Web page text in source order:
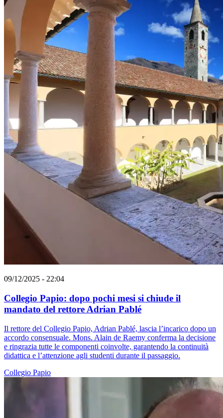
09/12/2025 - 22:04
Collegio Papio: dopo pochi mesi si chiude il
mandato del rettore Adrian Pablé
Il rettore del Collegio Papio, Adrian Pablé, lascia l’incarico dopo un
accordo consensuale. Mons. Alain de Raemy conferma la decisione
e ringrazia tutte le componenti coinvolte, garantendo la continuità
didattica e l’attenzione agli studenti durante il passaggio.
Collegio Papio